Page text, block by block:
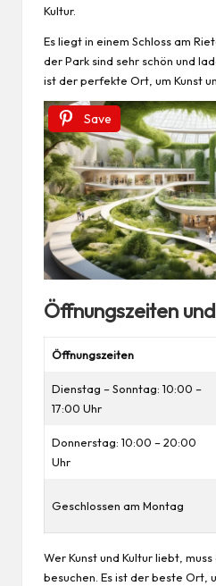
Kultur.
Es liegt in einem Schloss am
der Park sind sehr schön und
ist der perfekte Ort, um Kunst
Save
Öffnungszeiten
Öffnungszeiten
Dienstag – Sonntag: 10:00 –
17:00 Uhr
Donnerstag: 10:00 – 20:00
Uhr
Geschlossen am Montag
Wer Kunst und Kultur liebt, muss
besuchen. Es ist der beste Ort,